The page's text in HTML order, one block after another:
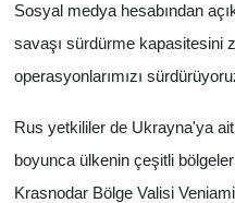
Sosyal medya hesabından
savaşı sürdürme kapasitesini
operasyonlarımızı
Rus yetkililer de Ukrayna'ya
boyunca ülkenin çeşitli
Krasnodar Bölge Valisi